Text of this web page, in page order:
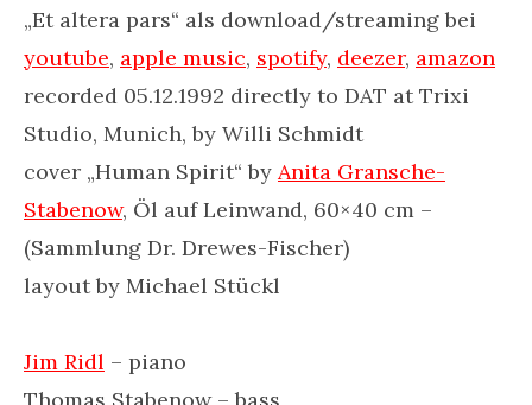
„Et altera pars“ als download/streaming bei
youtube, apple music, spotify, deezer, amazon
recorded 05.12.1992 directly to DAT at Trixi
Studio, Munich, by Willi Schmidt
cover „Human Spirit“ by Anita Gransche-
Stabenow, Öl auf Leinwand, 60×40 cm –
(Sammlung Dr. Drewes-Fischer)
layout by Michael Stückl
Jim Ridl – piano
Thomas Stabenow – bass